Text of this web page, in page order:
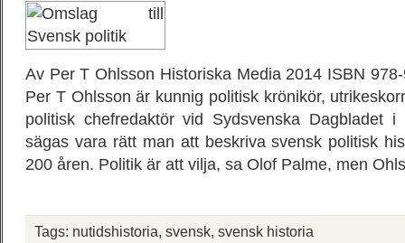
Av Per T Ohlsson Historiska Media 2014 ISBN
Per T Ohlsson är kunnig politisk krönikör,
politisk chefredaktör vid Sydsvenska Dagbladet
sägas vara rätt man att beskriva svensk politisk
200 åren. Politik är att vilja, sa Olof Palme, men
Tags: nutidshistoria svensk svensk historia